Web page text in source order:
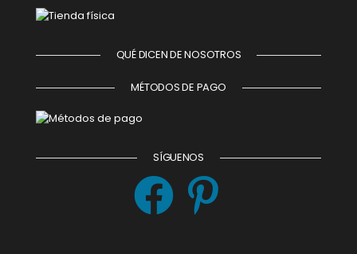
QUÉ DICEN DE NOSOTROS
MÉTODOS DE PAGO
SÍGUENOS